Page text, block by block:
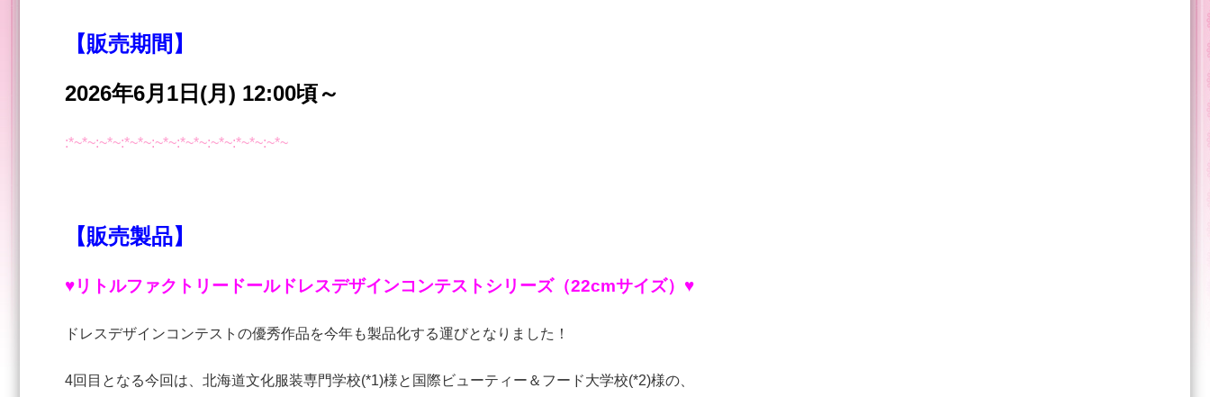
【販売期間】
2026年6月1日(月) 12:00頃～
:*~*~:~*~:*~*~:~*~:*~*~:~*~:*~*~:~*~
【販売製品】
♥リトルファクトリードールドレスデザインコンテストシリーズ（22cmサイズ）♥
ドレスデザインコンテストの優秀作品を今年も製品化する運びとなりました！
4回目となる今回は、北海道文化服装専門学校(*1)様と国際ビューティー＆フード大学校(*2)様の、